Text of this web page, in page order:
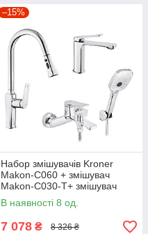
–15%
Набор змішувачів Kroner
Makon-C060 + змішувач
Makon-C030-T+ змішувач
Makon-C010
В наявності 8 од.
7 078 ₴ 8 326 ₴